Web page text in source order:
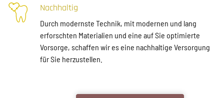
Nachhaltig
Durch modernste Technik, mit modernen und lang
erforschten Materialien und eine auf Sie optimierte
Vorsorge, schaffen wir es eine nachhaltige Versorgung
für Sie herzustellen.